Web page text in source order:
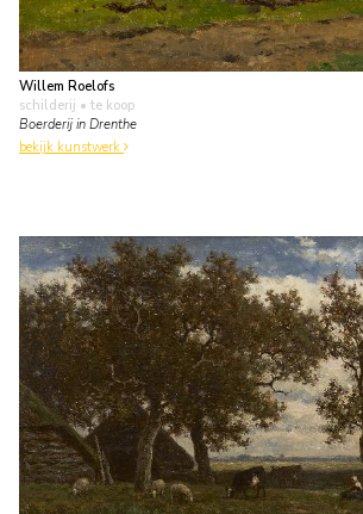
Willem Roelofs
schilderij • te koop
Boerderij in Drenthe
bekijk kunstwerk